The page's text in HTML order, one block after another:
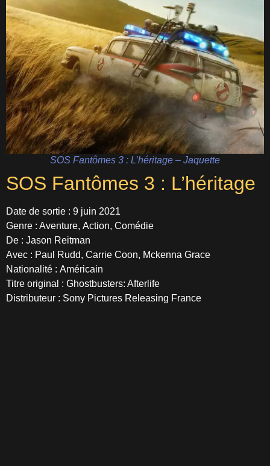
SOS Fantômes 3 : L’héritage – Jaquette
SOS Fantômes 3 : L’héritage
Date de sortie : 9 juin 2021
Genre : Aventure, Action, Comédie
De : Jason Reitman
Avec : Paul Rudd, Carrie Coon, Mckenna Grace
Nationalité : Américain
Titre original : Ghostbusters: Afterlife
Distributeur : Sony Pictures Releasing France